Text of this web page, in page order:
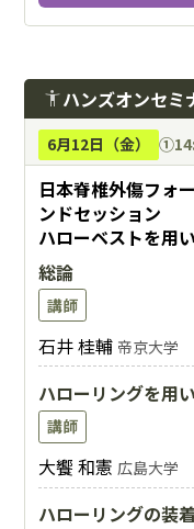
accessibility_newハンズオンセミ
6月12日（金）
日本脊椎外傷フォ
ンドセッション
ハローベストを用
総論
講師
石井 桂輔 帝京大学
ハローリングを用
講師
大饗 和憲 広島大学
ハローリングの装